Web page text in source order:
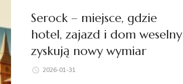
Serock – miejsce, gdzie
hotel, zajazd i dom weselny
zyskują nowy wymiar
2026-01-31